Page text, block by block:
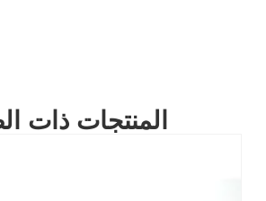
المنتجات ذات